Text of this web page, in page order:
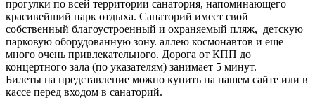
прогулки по всей территории санатория, напоминающего
красивейший парк отдыха. Санаторий имеет свой
собственный благоустроенный и охраняемый пляж, детскую
парковую оборудованную зону. аллею космонавтов и еще
много очень привлекательного. Дорога от КПП до
концертного зала (по указателям) занимает 5 минут.
Билеты на представление можно купить на нашем сайте или в
кассе перед входом в санаторий.